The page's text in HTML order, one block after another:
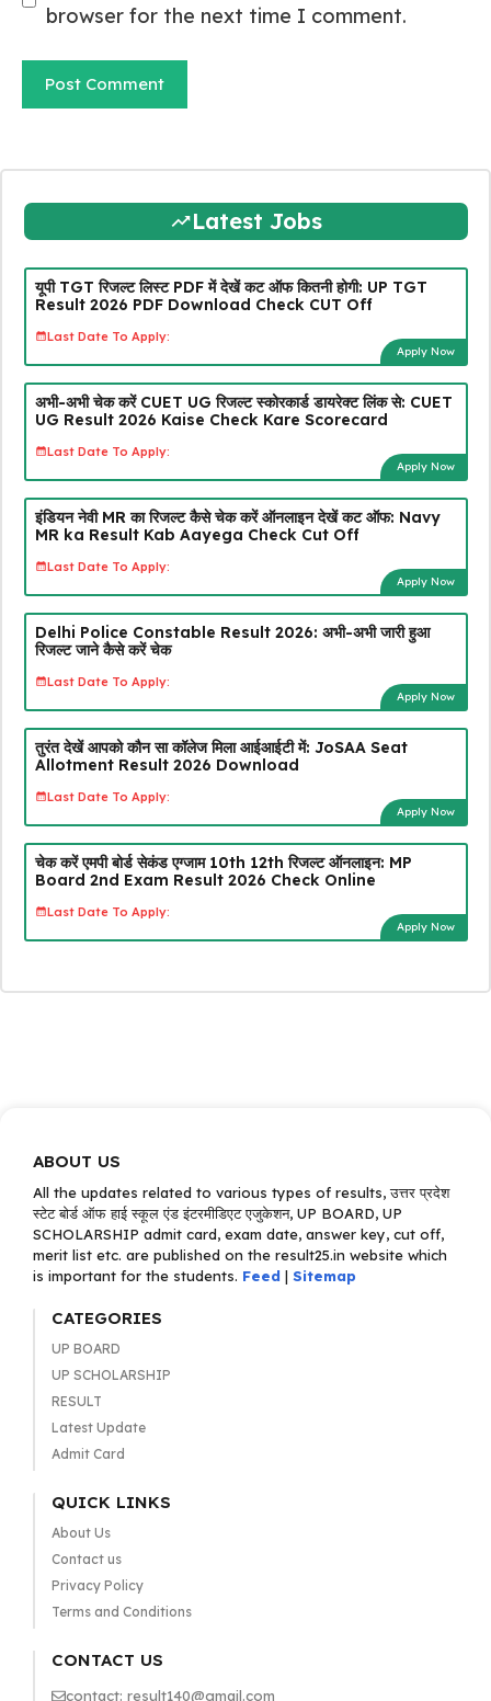
browser for the next time I comment.
Latest Jobs
यूपी TGT रिजल्ट लिस्ट PDF में देखें कट ऑफ कितनी होगी: UP TGT
Result 2026 PDF Download Check CUT Off
Last Date To Apply:
Apply Now
अभी-अभी चेक करें CUET UG रिजल्ट स्कोरकार्ड डायरेक्ट लिंक से: CUET
UG Result 2026 Kaise Check Kare Scorecard
Last Date To Apply:
Apply Now
इंडियन नेवी MR का रिजल्ट कैसे चेक करें ऑनलाइन देखें कट ऑफ: Navy
MR ka Result Kab Aayega Check Cut Off
Last Date To Apply:
Apply Now
Delhi Police Constable Result 2026: अभी-अभी जारी हुआ
रिजल्ट जाने कैसे करें चेक
Last Date To Apply:
Apply Now
तुरंत देखें आपको कौन सा कॉलेज मिला आईआईटी में: JoSAA Seat
Allotment Result 2026 Download
Last Date To Apply:
Apply Now
चेक करें एमपी बोर्ड सेकंड एग्जाम 10th 12th रिजल्ट ऑनलाइन: MP
Board 2nd Exam Result 2026 Check Online
Last Date To Apply:
Apply Now
ABOUT US
All the updates related to various types of results, उत्तर प्रदेश
स्टेट बोर्ड ऑफ हाई स्कूल एंड इंटरमीडिएट एजुकेशन, UP BOARD, UP
SCHOLARSHIP admit card, exam date, answer key, cut off,
merit list etc. are published on the result25.in website which
is important for the students. Feed | Sitemap
CATEGORIES
UP BOARD
UP SCHOLARSHIP
RESULT
Latest Update
Admit Card
QUICK LINKS
About Us
Contact us
Privacy Policy
Terms and Conditions
CONTACT US
contact: result140@gmail.com